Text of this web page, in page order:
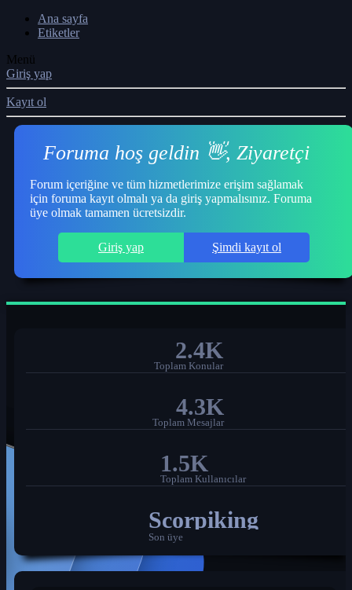
Ana sayfa
Etiketler
Menü
Giriş yap
Kayıt ol
Foruma hoş geldin 👋, Ziyaretçi
Forum içeriğine ve tüm hizmetlerimize erişim sağlamak
için foruma kayıt olmalı ya da giriş yapmalısınız. Foruma
üye olmak tamamen ücretsizdir.
Giriş yap Şimdi kayıt ol
2.4K
Toplam Konular
4.3K
Toplam Mesajlar
1.5K
Toplam Kullanıcılar
Scorpiking
Son üye